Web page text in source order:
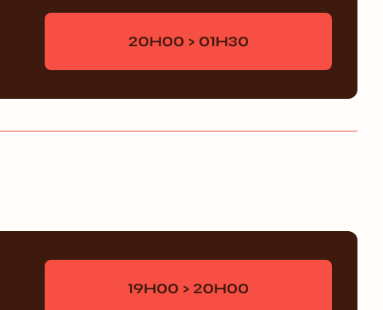
20H00 > 01H30
19H00 > 20H00